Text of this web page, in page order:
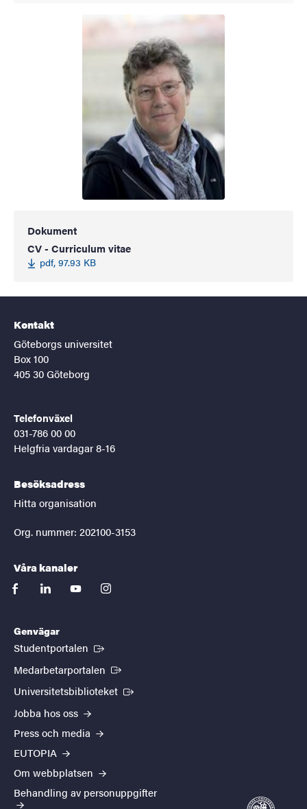
Dokument
CV - Curriculum vitae
pdf, 97.93 KB
Kontakt
Göteborgs universitet
Box 100
405 30 Göteborg
Telefonväxel
031-786 00 00
Helgfria vardagar 8-16
Besöksadress
Hitta organisation
Org. nummer: 202100-3153
Våra kanaler
facebooklinkedinyoutubeinstagram
Genvägar
Studentportalen (Extern länk)
Medarbetarportalen (Extern länk)
Universitetsbiblioteket (Extern länk)
Jobba hos oss
Press och media
EUTOPIA
Om webbplatsen
Behandling av personuppgifter